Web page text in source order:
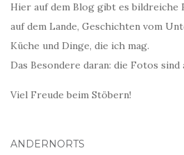
Hier auf dem Blog gibt es bildreiche
auf dem Lande, Geschichten vom
Küche und Dinge, die ich mag.
Das Besondere daran: die Fotos sind
Viel Freude beim Stöbern!
ANDERNORTS